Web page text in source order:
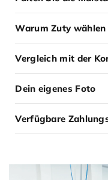
Warum Zuty wählen
Vergleich mit der
Dein eigenes Foto
Verfügbare